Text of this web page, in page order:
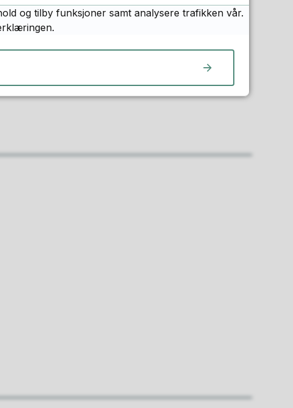
og tilby funksjoner samt analysere trafikken vår.